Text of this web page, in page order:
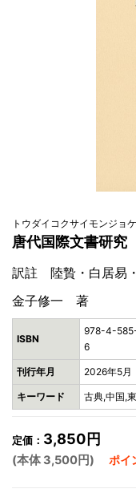
トウダイコクサイモンジョ
唐代国際文書研究
訳註 陸贄・白居易
金子修一 著
ISBN
978-4-
6
刊行年月 2026年5月
キーワード 古典,中国,
定価： 3,850円
(本体 3,500円) ポイ